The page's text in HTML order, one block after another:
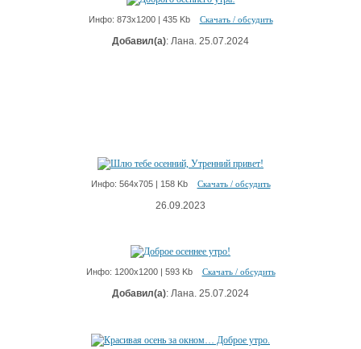
Инфо: 873х1200 | 435 Kb Скачать / обсудить
Добавил(а): Лана. 25.07.2024
Инфо: 564х705 | 158 Kb Скачать / обсудить
26.09.2023
Инфо: 1200х1200 | 593 Kb Скачать / обсудить
Добавил(а): Лана. 25.07.2024